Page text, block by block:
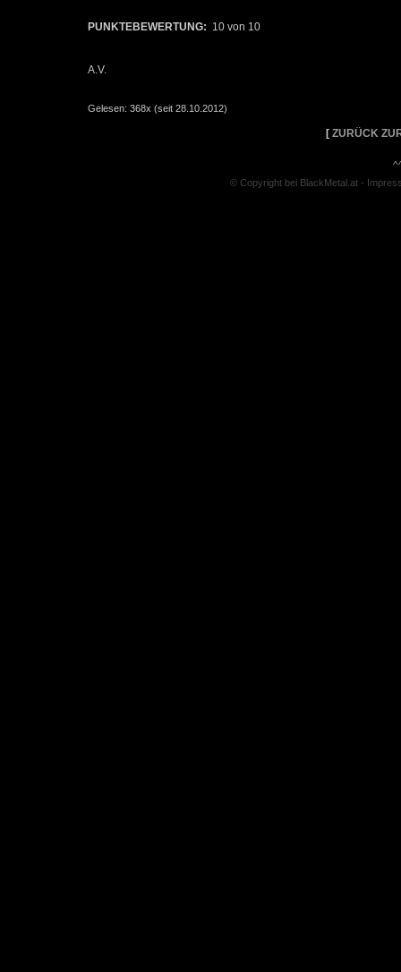
PUNKTEBEWERTUNG: 10 von 10
A.V.
Gelesen: 368x (seit 28.10.2012)
[ ZURÜCK
© Copyright bei BlackMetal.at -